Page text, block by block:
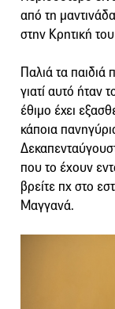
από τη
στην Κρητική
Παλιά τα
γιατί αυτό ήταν
έθιμο έχει
κάποια
που το έχουν
βρείτε πχ στο
Μαγγανά.